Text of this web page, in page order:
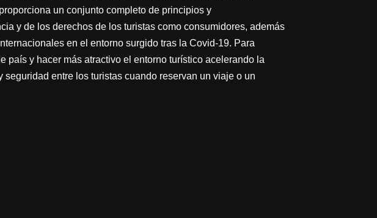
un conjunto completo de principios y
y de los derechos de los turistas como consumidores, además
en el entorno surgido tras la Covid-19. Para
país y hacer más atractivo el entorno turístico acelerando la
entre los turistas cuando reservan un viaje o un